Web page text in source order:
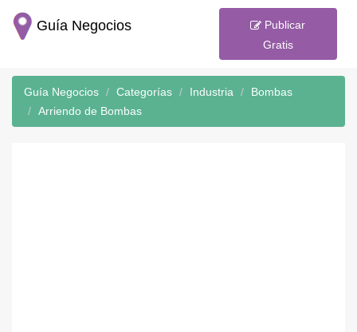
Guía Negocios
Publicar
Gratis
Guía Negocios Categorías Industria
Bombas
Arriendo de Bombas